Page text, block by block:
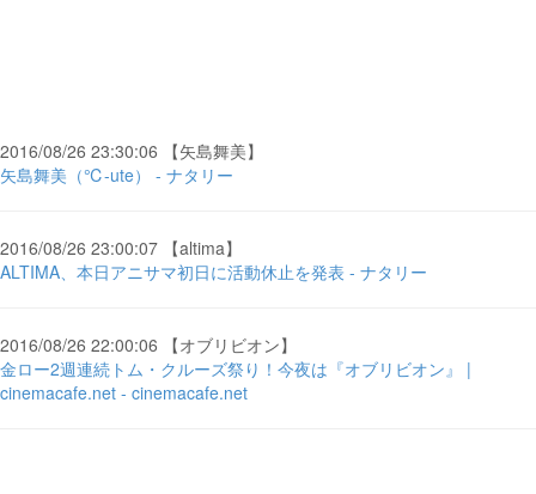
2016/08/26 23:30:06 【矢島舞美】
矢島舞美（℃-ute） - ナタリー
2016/08/26 23:00:07 【altima】
ALTIMA、本日アニサマ初日に活動休止を発表 - ナタリー
2016/08/26 22:00:06 【オブリビオン】
金ロー2週連続トム・クルーズ祭り！今夜は『オブリビオン』 |
cinemacafe.net - cinemacafe.net